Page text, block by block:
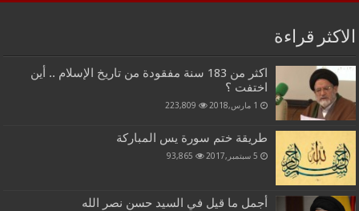
الاكثر قراءة
اكثر من 183 سنة مفقودة من تاريخ الإسلام .. أين
اختفت ؟
1 مارس,2018 223,809
طريقة ختم سورة يس المباركة
5 سبتمبر,2017 93,865
أجمل ما قيل في السيد حسن نصر الله